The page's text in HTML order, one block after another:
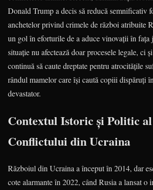
Donald Trump a decis să reducă semnificativ
anchetelor privind crimele de război atribuite
un gol în eforturile de a aduce vinovații în fața
situație nu afectează doar procesele legale, ci
continuă să caute dreptate pentru atrocitățile
rândul mamelor care își caută copiii dispăruți
devastator.
Contextul Istoric și Politic al
Conflictului din Ucraina
Războiul din Ucraina a început în 2014, dar
cote alarmante în 2022, când Rusia a lansat o